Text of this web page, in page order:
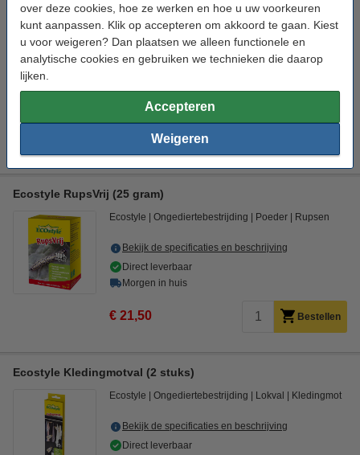
over deze cookies, hoe ze werken en hoe u uw voorkeuren
kunt aanpassen. Klik op accepteren om akkoord te gaan. Kiest
u voor weigeren? Dan plaatsen we alleen functionele en
analytische cookies en gebruiken we technieken die daarop
lijken.
Accepteren
Weigeren
Ecostyle RupsVrij (3x 2,5 gram)
Ecostyle Ongediertebestrijding Poeder Rupsen
Direct leverbaar
Morgen in huis
€ 11,99
Ecostyle RupsVrij (25 gram)
Ecostyle Ongediertebestrijding Poeder Rupsen
Bekijk de specificaties en beschrijving
Direct leverbaar
Morgen in huis
€ 21,50 Bestellen
Ecostyle Kledingmotval (2 stuks)
Ecostyle Ongediertebestrijding Lokval Kledingmot
Bekijk de specificaties en beschrijving
Direct leverbaar